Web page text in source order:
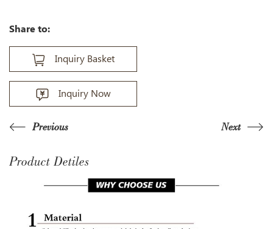
Share to:
Inquiry Basket
Inquiry Now
Previous Next
Product Detiles